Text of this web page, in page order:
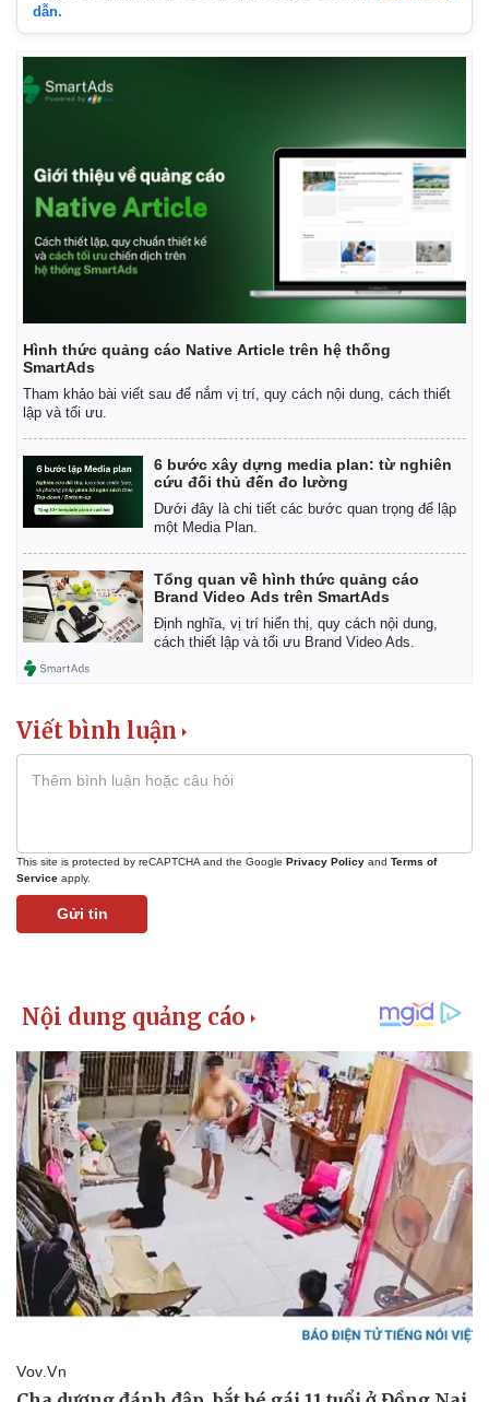
Khởi nghiệp
Thị trường
Tiêu dùng
Chứng khoán
Pháp luật
Vụ án
Vũ khí
dẫn.
Hình thức quảng cáo Native Article trên hệ thống
SmartAds
Tham khảo bài viết sau để nắm vị trí, quy cách nội dung, cách thiết
lập và tối ưu.
6 bước xây dựng media plan: từ nghiên
cứu đối thủ đến đo lường
Dưới đây là chi tiết các bước quan trọng để lập
một Media Plan.
Tổng quan về hình thức quảng cáo
Brand Video Ads trên SmartAds
Định nghĩa, vị trí hiển thị, quy cách nội dung,
cách thiết lập và tối ưu Brand Video Ads.
Viết bình luận
This site is protected by reCAPTCHA and the Google Privacy Policy and Terms of
Service apply.
Gửi tin